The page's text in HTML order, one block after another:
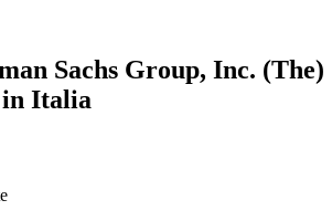
Sachs Group, Inc. (The)
in Italia